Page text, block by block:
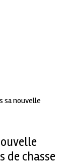
sa nouvelle
de chasse